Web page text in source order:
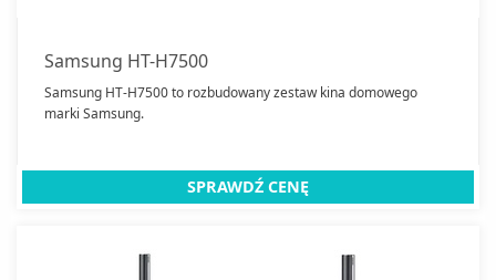
Samsung HT-H7500
Samsung HT-H7500 to rozbudowany zestaw kina domowego
marki Samsung.
SPRAWDŹ CENĘ